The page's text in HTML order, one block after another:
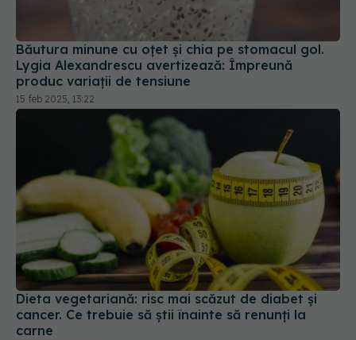
Băutura minune cu oțet și chia pe stomacul gol.
Lygia Alexandrescu avertizează: Împreună
produc variații de tensiune
15 feb 2025, 13:22
Dieta vegetariană: risc mai scăzut de diabet și
cancer. Ce trebuie să știi înainte să renunți la
carne